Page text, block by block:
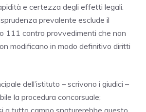
e certezza degli effetti legali.
prevalente esclude il
111 contro provvedimenti che non
modificano in modo definitivo diritti
dell’istituto – scrivono i giudici –
la procedura concorsuale;
a tutto campo snaturerebbe questo